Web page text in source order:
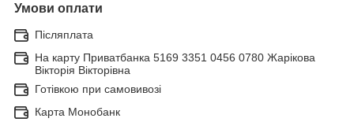
Умови оплати
Післяплата
На карту Приватбанка 5169 3351 0456 0780 Жарікова
Вікторія Вікторівна
Готівкою при самовивозі
Карта Монобанк